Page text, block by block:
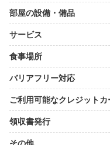
部屋の設備・備品
サービス
食事場所
バリアフリー対応
ご利用可能なクレジットカ
領収書発行